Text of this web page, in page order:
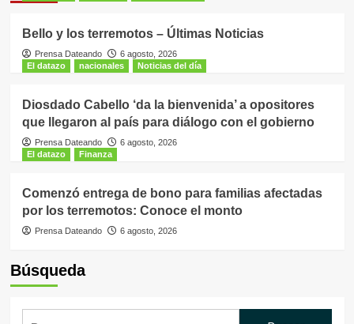
Bello y los terremotos – Últimas Noticias
Prensa Dateando
6 agosto, 2026
El datazo
nacionales Noticias del día
Diosdado Cabello ‘da la bienvenida’ a opositores
que llegaron al país para diálogo con el gobierno
Prensa Dateando
6 agosto, 2026
El datazo
Finanza
Comenzó entrega de bono para familias afectadas
por los terremotos: Conoce el monto
Prensa Dateando 6 agosto, 2026
Búsqueda